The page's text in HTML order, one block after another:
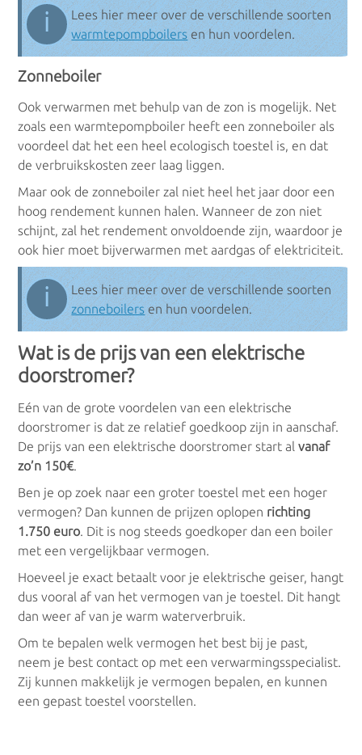
ℹ
Lees hier meer over de verschillende soorten
warmtepompboilersen hun voordelen.
Zonneboiler
Ook verwarmen met behulp van de zon is mogelijk. Net
zoals een warmtepompboiler heeft een zonneboiler als
voordeel dat het een heel ecologisch toestel is, en dat
de verbruikskosten zeer laag liggen.
Maar ook de zonneboiler zal niet heel het jaar door een
hoog rendement kunnen halen. Wanneer de zon niet
schijnt, zal het rendement onvoldoende zijn, waardoor je
ook hier moet bijverwarmen met aardgas of elektriciteit.
ℹ
Lees hier meer over de verschillende soorten
zonneboilersen hun voordelen.
Wat is de prijs van een elektrische
doorstromer?
Eén van de grote voordelen van een elektrische
doorstromer is dat ze relatief goedkoop zijn in aanschaf.
De prijs van een elektrische doorstromer start alvanaf
zo’n 150€.
Ben je op zoek naar een groter toestel met een hoger
vermogen? Dan kunnen de prijzen oplopen richting
1.750 euro. Dit is nog steeds goedkoper dan een boiler
met een vergelijkbaar vermogen.
Hoeveel je exact betaalt voor je elektrische geiser, hangt
dus vooral af van het vermogen van je toestel. Dit hangt
dan weer af van je warm waterverbruik.
Om te bepalen welk vermogen het best bij je past,
neem je best contact op met een verwarmingsspecialist.
Zij kunnen makkelijk je vermogen bepalen, en kunnen
een gepast toestel voorstellen.